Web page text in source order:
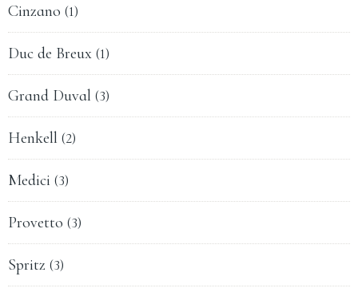
Cinzano (1)
Duc de Breux (1)
Grand Duval (3)
Henkell (2)
Medici (3)
Provetto (3)
Spritz (3)